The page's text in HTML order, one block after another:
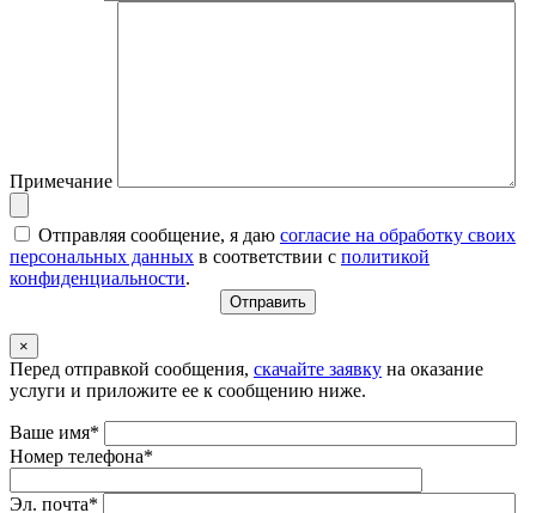
Примечание
Отправляя сообщение, я даю согласие на обработку своих
персональных данных в соответствии с политикой
конфиденциальности.
×
Перед отправкой сообщения, скачайте заявку на оказание
услуги и приложите ее к сообщению ниже.
Ваше имя*
Номер телефона*
Эл. почта*